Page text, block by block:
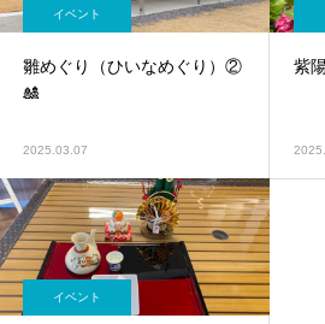
イベント
雛めぐり（ひいなめぐり）②
🎎
2025.03.07
紫
イベント